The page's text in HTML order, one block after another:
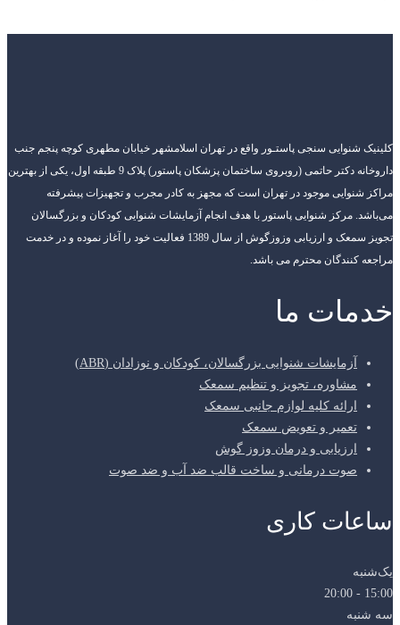
کلینیک شنوایی سنجی پاستـور واقع در تهران اسلامشهر خیابان مطهری کوچه پنجم جنب
داروخانه دکتر حاتمی (روبروی ساختمان پزشکان پاستور) پلاک 9 طبقه اول، یکی از بهترین
مراکز شنوایی موجود در تهران است که مجهز به کادر مجرب و تجهیزات پیشرفته
می‌باشد. مرکز شنوایی پاستور با هدف انجام آزمایشات شنوایی کودکان و بزرگسالان
تجویز سمعک و ارزیابی وزوزگوش از سال 1389 فعالیت خود را آغاز نموده و در خدمت
مراجعه کنندگان محترم می باشد.
خدمات ما
آزمایشات شنوایی بزرگسالان، کودکان و نوزادان (ABR)
مشاوره، تجویز و تنظیم سمعک
ارائه کلیه لوازم جانبی سمعک
تعمیر و تعویض سمعک
ارزیابی و درمان وزوز گوش
صوت درمانی و ساخت قالب ضد آب و ضد صوت
ساعات کاری
یک‌شنبه
15:00 - 20:00
سه شنبه